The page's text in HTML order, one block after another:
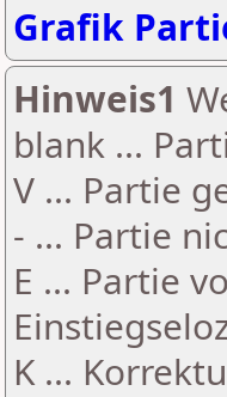
Grafik
Hinweis1
blank ...
V ... Partie
- ... Partie
E ... Partie
K ...